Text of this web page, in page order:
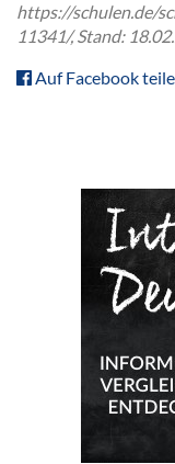
https://schulen.de/
11341/, Stand:
Auf Facebook